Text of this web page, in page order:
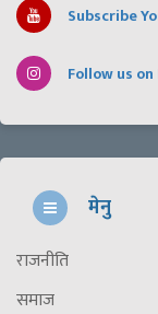
Subscribe
Follow us
मेनु
राजनीति
समाज